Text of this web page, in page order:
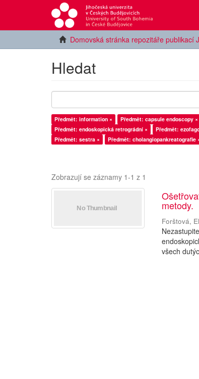
Domovská stránka repozitáře publikací
Hledat
Předmět: information × Předmět: capsule endoscopy ×
Předmět: endoskopická retrográdní ×
Předmět:
Předmět: sestra ×
Předmět: cholangiopankreatografie
Zobrazují se záznamy 1-1 z 1
metody.
Forštová,
všech